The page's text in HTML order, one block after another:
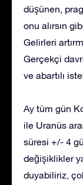
düşünen,
onu alırsın
Gelirleri
Gerçekçi
ve abartılı
Ay tüm gün
ile Uranüs
süresi +/- 4
değişiklikler
duyabiliriz,